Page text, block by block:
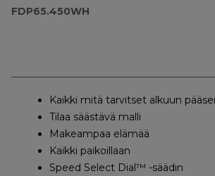
FDP65.450WH
Kaikki mitä tarvitset alkuun
Tilaa säästävä malli
Makeampaa elämää
Kaikki paikoillaan
Speed Select Dial™ -säädin